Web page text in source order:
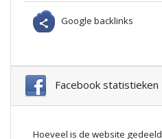
Google backlinks
Facebook statistieken
Hoeveel is de website gedeeld